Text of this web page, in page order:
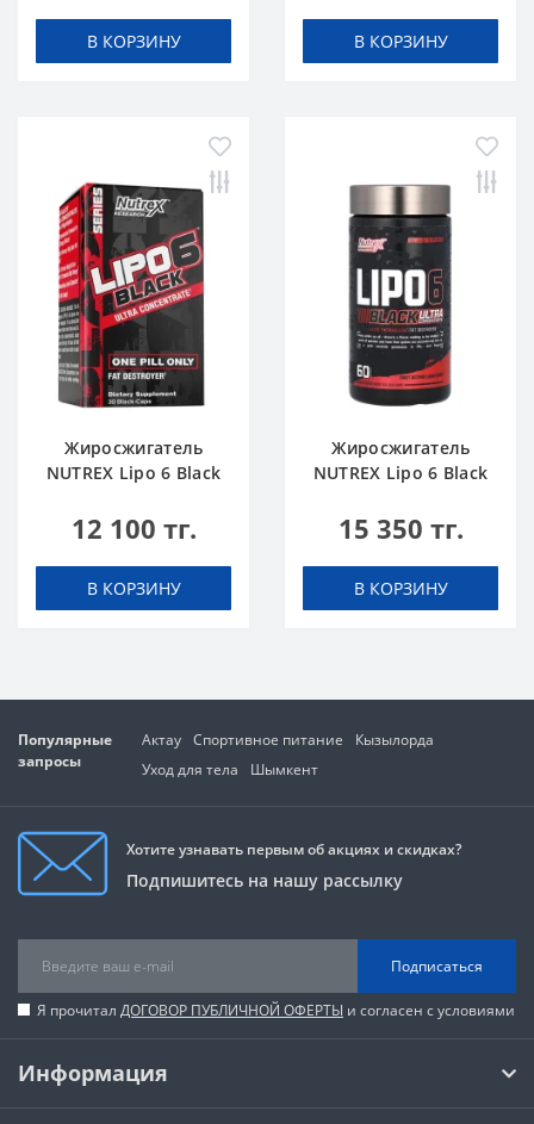
В КОРЗИНУ В КОРЗИНУ
Жиросжигатель
NUTREX Lipo 6 Black
caps
12 100 тг.
В КОРЗИНУ
Жиросжигатель
NUTREX Lipo 6 Black
caps
15 350 тг.
В КОРЗИНУ
Популярные
запросы
Актау Спортивное питание
Кызылорда
Уход для тела
Шымкент
Хотите узнавать первым об акциях и скидках?
Подпишитесь на нашу рассылку
Подписаться
Я прочитал ДОГОВОР ПУБЛИЧНОЙ ОФЕРТЫ и согласен с условиями
Информация